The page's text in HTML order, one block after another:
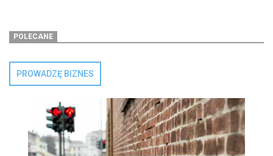
POLECANE
PROWADZĘ BIZNES